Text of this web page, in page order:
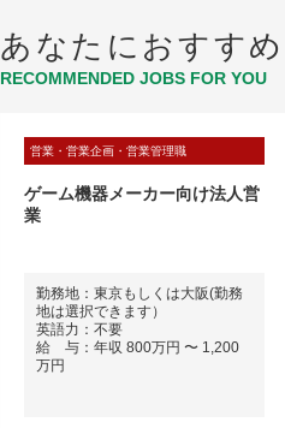
あなたにおすす
RECOMMENDED JOBS FOR YOU
営業・営業企画・営業管理職
ゲーム機器メーカー向け法人営
業
勤務地：東京もしくは大阪(勤務
地は選択できます）
英語力：不要
給 与：年収 800万円 〜 1,200
万円